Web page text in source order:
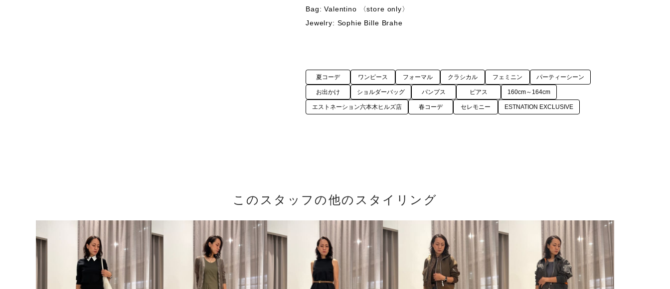
Bag: Valentino 〈store only〉
Jewelry: Sophie Bille Brahe
夏コーデ ワンピース フォーマル クラシカル フェミニン パーティーシーン
お出かけ ショルダーバッグ パンプス ピアス 160cm～164cm
エストネーション六本木ヒルズ店 春コーデ セレモニー ESTNATION EXCLUSIVE
このスタッフの他のスタイリング